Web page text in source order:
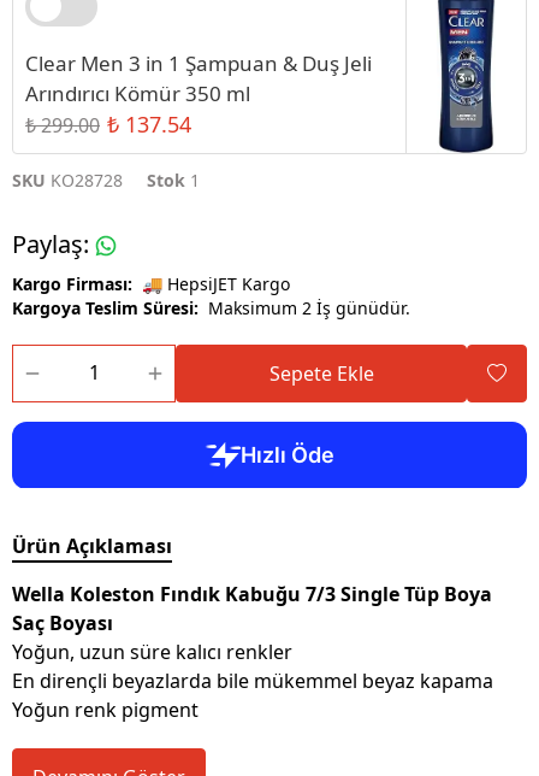
Clear Men 3 in 1 Şampuan & Duş Jeli
Arındırıcı Kömür 350 ml
₺ 299.00 ₺ 137.54
SKU KO28728 Stok 1
Paylaş:
Kargo Firması: 🚚 HepsiJET Kargo
Kargoya Teslim Süresi: Maksimum 2 İş günüdür.
Sepete Ekle
Ürün Açıklaması
Wella Koleston Fındık Kabuğu 7/3 Single Tüp Boya
Saç Boyası
Yoğun, uzun süre kalıcı renkler
En dirençli beyazlarda bile mükemmel beyaz kapama
Yoğun renk pigment